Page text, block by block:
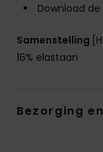
Download de
Samenstelling
16% elastaan
Bezorging